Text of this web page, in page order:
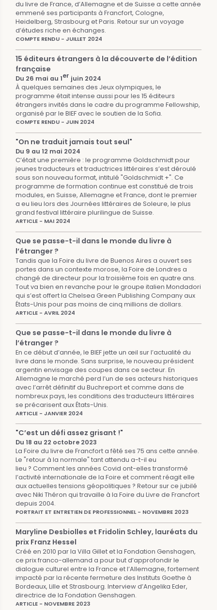
du livre de France, d’Allemagne et de Suisse a cette année
emmené ses participants à Francfort, Cologne,
Heidelberg, Strasbourg et Paris. Retour sur un voyage
d’études riche en échanges.
COMPTE RENDU - JUILLET 2024
15 éditeurs étrangers à la découverte de l’édition
française
Du 26 mai au 1er juin 2024
À quelques semaines des Jeux olympiques, le
programme était intense aussi pour les 15 éditeurs
étrangers invités dans le cadre du programme Fellowship,
organisé par le BIEF avec le soutien de la Sofia.
COMPTE RENDU - JUIN 2024
"On ne traduit jamais tout seul"
Du 9 au 12 mai 2024
C’était une première : le programme Goldschmidt pour
jeunes traducteurs et traductrices littéraires s’est déroulé
sous son nouveau format, intitulé "Goldschmidt +". Ce
programme de formation continue est constitué de trois
modules, en Suisse, Allemagne et France, dont le premier
a eu lieu lors des Journées littéraires de Soleure, le plus
grand festival littéraire plurilingue de Suisse.
ARTICLE - MAI 2024
Que se passe-t-il dans le monde du livre à
l’étranger ?
Tandis que la Foire du livre de Buenos Aires a ouvert ses
portes dans un contexte morose, la Foire de Londres a
changé de directeur pour la troisième fois en quatre ans.
Tout va bien en revanche pour le groupe italien Mondadori
qui s’est offert la Chelsea Green Publishing Company aux
États-Unis pour pas moins de cinq millions de dollars.
ARTICLE - AVRIL 2024
Que se passe-t-il dans le monde du livre à
l’étranger ?
En ce début d’année, le BIEF jette un œil sur l’actualité du
livre dans le monde. Sans surprise, le nouveau président
argentin envisage des coupes dans ce secteur. En
Allemagne le marché perd l’un de ses acteurs historiques
avec l’arrêt définitif du Buchreport et comme dans de
nombreux pays, les conditions des traducteurs littéraires
se précarisent aux États-Unis.
ARTICLE - JANVIER 2024
"C’est un défi assez grisant !"
Du 18 au 22 octobre 2023
La Foire du livre de Francfort a fêté ses 75 ans cette année.
Le "retour à la normale" tant attendu a-t-il eu
lieu ? Comment les années Covid ont-elles transformé
l’activité internationale de la Foire et comment réagit elle
aux actuelles tensions géopolitiques ? Retour sur ce jubilé
avec Niki Théron qui travaille à la Foire du Livre de Francfort
depuis 2004.
PORTRAIT ET ENTRETIEN DE PROFESSIONNEL - NOVEMBRE 2023
Maryline Desbiolles et Fridolin Schley, lauréats du
prix Franz Hessel
Créé en 2010 par la Villa Gillet et la Fondation Genshagen,
ce prix franco-allemand a pour but d’approfondir le
dialogue culturel entre la France et l’Allemagne, fortement
impacté par la récente fermeture des Instituts Goethe à
Bordeaux, Lille et Strasbourg. Interview d’Angelika Eder,
directrice de la Fondation Genshagen.
ARTICLE - NOVEMBRE 2023